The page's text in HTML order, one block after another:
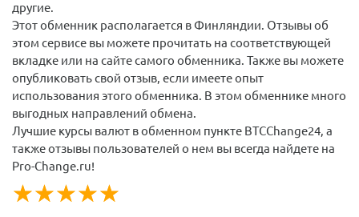
другие.
Этот обменник располагается в Финляндии. Отзывы об
этом сервисе вы можете прочитать на соответствующей
вкладке или на сайте самого обменника. Также вы можете
опубликовать свой отзыв, если имеете опыт
использования этого обменника. В этом обменнике много
выгодных направлений обмена.
Лучшие курсы валют в обменном пункте BTCChange24, а
также отзывы пользователей о нем вы всегда найдете на
Pro-Change.ru!
☆☆☆☆☆
★★★★★